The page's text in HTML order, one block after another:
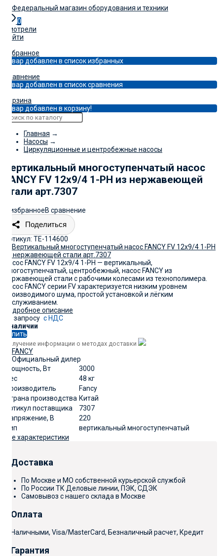
0
Смотрели
Войти
Избранное
Товар добавлен в список избранных
Сравнение
Товар добавлен в список сравнения
Корзина
Товар добавлен в корзину!
Главная →
Насосы →
Циркуляционные и центробежные насосы
Вертикальный многоступенчатый насос
FANCY FV 12x9/4 1-PH из нержавеющей
стали арт.7307
В избранноеВ сравнение
Поделиться
Артикул: TE-114600
Насос FANCY FV 12x9/4 1-PH — вертикальный,
многоступенчатый, центробежный, насос FANCY из
нержавеющей стали с рабочими колесами из технополимера.
Насос FANCY серии FV характеризуется низким уровнем
производимого шума, простой установкой и лёгким
обслуживанием.
Подробное описание
По запросу с НДС
В наличии
Купить
Получение информации о методах доставки
Мощность, Вт
3000
Вес
48 кг
Производитель
Fancy
Страна производства Китай
артикул поставщика
7307
Напряжение, В
220
Тип
вертикальный многоступенчатый
Все характеристики
Доставка
По Москве и МО собственной курьерской службой
По России ТК Деловые линии, ПЭК, СДЭК
Самовывоз с нашего склада в Москве
Оплата
Наличными, Visa/MasterCard, Безналичный расчет, Кредит
Гарантия